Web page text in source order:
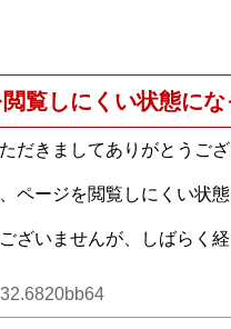
覧しにくい状態に
だきましてありがとうござ
ページを閲覧しにくい状態
ざいませんが、しばらく